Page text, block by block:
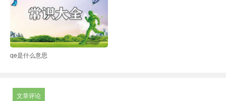
qe是什么意思
文章评论